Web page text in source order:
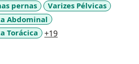
pernas
Varizes Pélvicas
Abdominal
Torácica
+19